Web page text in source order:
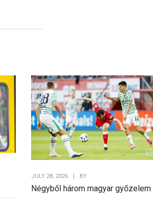
JULY 28, 2026 | BY
Négyből három magyar győzelem